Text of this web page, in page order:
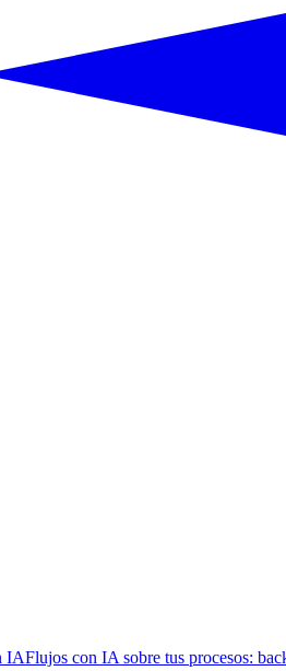
IAFlujos con IA sobre tus procesos: